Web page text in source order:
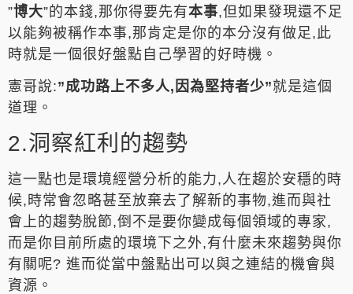
”博大”的本錢,那你得要先有本事,但如果發現還不足
以能夠被稱作本事,那肯定是你的本分沒有做足,此
時就是一個很好盤點自己學習的好時機。
憲哥說:”成功路上不多人,因為堅持者少”就是這個
道理。
2.洞察紅利的趨勢
這一點也是環境經營分析的能力,人在趨於安穩的時
候,時常會忽略甚至放棄去了解新的事物,進而與社
會上的趨勢脫節,倒不是要你變成每個領域的專家,
而是你目前所處的環境下之外,有什麼未來趨勢與你
有關呢? 進而從當中盤點出可以與之連結的機會與
資源。